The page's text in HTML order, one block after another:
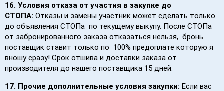
16. Условия отказа от участия в закупке до
СТОПА: Отказы и замены участник может сделать только
до объявления СТОПа по текущему выкупу. После СТОПа
от забронированного заказа отказаться нельзя, бронь
поставщик ставит только по 100% предоплате которую я
вношу сразу! Срок отшива и доставки заказа от
производителя до нашего поставщика 15 дней.
17. Прочие дополнительные условия закупки: Если вас